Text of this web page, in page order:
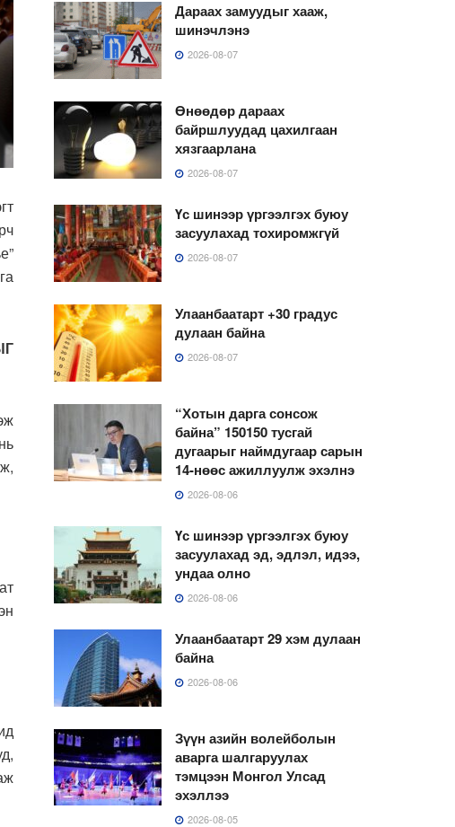
Дараах замуудыг хааж,
шинэчлэнэ
2026-08-07
Өнөөдөр дараах
байршлуудад цахилгаан
хязгаарлана
2026-08-07
Үс шинээр үргээлгэх буюу
засуулахад тохиромжгүй
2026-08-07
Улаанбаатарт +30 градус
дулаан байна
2026-08-07
“Хотын дарга сонсож
байна” 150150 тусгай
дугаарыг наймдугаар сарын
14-нөөс ажиллуулж эхэлнэ
2026-08-06
Үс шинээр үргээлгэх буюу
засуулахад эд, эдлэл, идээ,
ундаа олно
2026-08-06
Улаанбаатарт 29 хэм дулаан
байна
2026-08-06
Зүүн азийн волейболын
аварга шалгаруулах
тэмцээн Монгол Улсад
эхэллээ
2026-08-05